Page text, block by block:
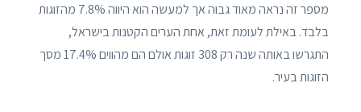
מספר זה נראה מאוד גבוה אך למעשה הוא היווה 7.8% מהזוגות
בלבד. באילת לעומת זאת, אחת הערים הקטנות בישראל,
התגרשו באותה שנה רק 308 זוגות אולם הם מהווים 17.4% מסך
הזוגות בעיר.